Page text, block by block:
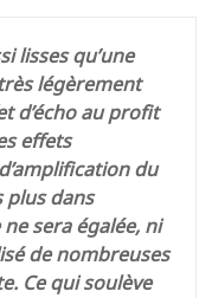
lisses qu’une
légèrement
d’écho au profit
effets
du
plus dans
sera égalée, ni
de nombreuses
Ce qui soulève